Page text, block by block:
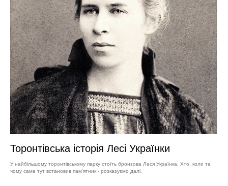
Торонтівська історія Лесі Українки
У найбільшому торонтівському парку стоїть бронзова Леся Українка. Хто, коли та
чому саме тут встановив пам'ятник - розказуємо далі.